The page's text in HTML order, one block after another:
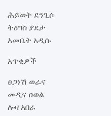
ሕይወት ደንጊሶ
ትዕግስ ያደታ
እመቤት አዲሱ
አጥቂዎች
ፀጋነሽ ወራና
መዲና ዐወል
ሎዛ አበራ